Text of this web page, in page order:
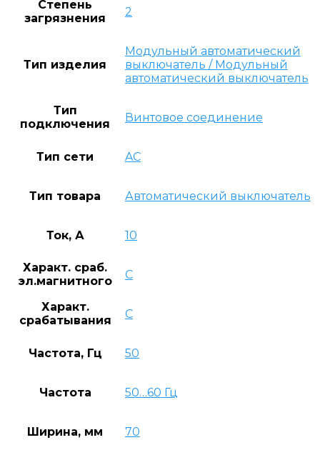
Степень
загрязнения
2
Тип изделия
Модульный автоматический
выключатель / Модульный
автоматический выключатель
Тип
подключения
Винтовое соединение
Тип сети AC
Тип товара Автоматический выключатель
Ток, А 10
Характ. сраб.
эл.магнитного
C
Характ.
срабатывания
C
Частота, Гц 50
Частота 50…60 Гц
Ширина, мм 70